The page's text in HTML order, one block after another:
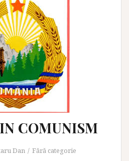
COMUNISM
Dan Fără categorie